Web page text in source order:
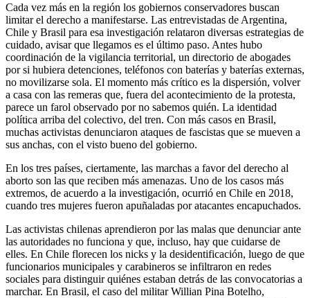
Cada vez más en la región los gobiernos conservadores buscan
limitar el derecho a manifestarse. Las entrevistadas de Argentina,
Chile y Brasil para esa investigación relataron diversas estrategias de
cuidado, avisar que llegamos es el último paso. Antes hubo
coordinación de la vigilancia territorial, un directorio de abogades
por si hubiera detenciones, teléfonos con baterías y baterías externas,
no movilizarse sola. El momento más crítico es la dispersión, volver
a casa con las remeras que, fuera del acontecimiento de la protesta,
parece un farol observado por no sabemos quién. La identidad
política arriba del colectivo, del tren. Con más casos en Brasil,
muchas activistas denunciaron ataques de fascistas que se mueven a
sus anchas, con el visto bueno del gobierno.
En los tres países, ciertamente, las marchas a favor del derecho al
aborto son las que reciben más amenazas. Uno de los casos más
extremos, de acuerdo a la investigación, ocurrió en Chile en 2018,
cuando tres mujeres fueron apuñaladas por atacantes encapuchados.
Las activistas chilenas aprendieron por las malas que denunciar ante
las autoridades no funciona y que, incluso, hay que cuidarse de
elles. En Chile florecen los nicks y la desidentificación, luego de que
funcionarios municipales y carabineros se infiltraron en redes
sociales para distinguir quiénes estaban detrás de las convocatorias a
marchar. En Brasil, el caso del militar Willian Pina Botelho,